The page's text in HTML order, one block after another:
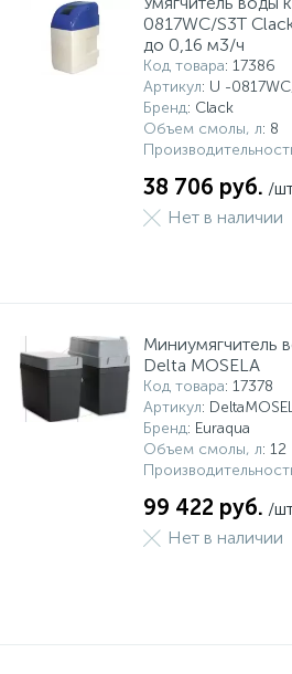
0817WC/S3T
до 0,16 м3/ч
Код товара: 17386
Артикул: U -
Бренд: Clack
Объем смолы, л: 8
38 706 руб. /
Нет в наличии
Миниумягчитель
Delta MOSELA
Код товара: 17378
Артикул:
Бренд: Euraqua
Объем смолы, л: 12
99 422 руб. /
Нет в наличии